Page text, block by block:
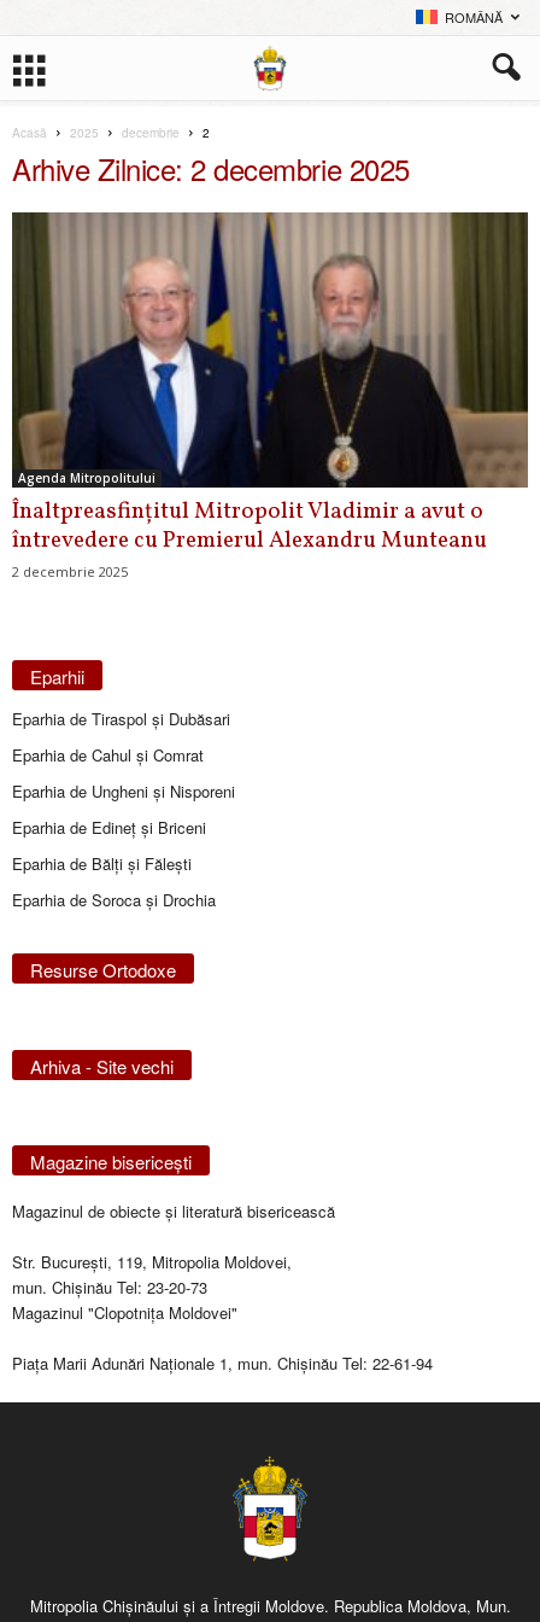
ROMÂNĂ
Acasă 2025 decembrie 2
Arhive Zilnice: 2 decembrie 2025
Agenda Mitropolitului
Înaltpreasfințitul Mitropolit Vladimir a avut o
întrevedere cu Premierul Alexandru Munteanu
2 decembrie 2025
Eparhii
Eparhia de Tiraspol și Dubăsari
Eparhia de Cahul și Comrat
Eparhia de Ungheni și Nisporeni
Eparhia de Edineţ şi Briceni
Eparhia de Bălţi şi Făleşti
Eparhia de Soroca și Drochia
Resurse Ortodoxe
Arhiva - Site vechi
Magazine bisericeşti
Magazinul de obiecte şi literatură bisericească
Str. Bucureşti, 119, Mitropolia Moldovei,
mun. Chişinău Tel: 23-20-73
Magazinul "Clopotniţa Moldovei"
Piaţa Marii Adunări Naţionale 1, mun. Chişinău Tel: 22-61-94
Mitropolia Chişinăului şi a Întregii Moldove. Republica Moldova, Mun.